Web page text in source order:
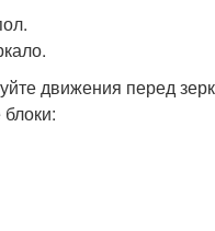
движения перед